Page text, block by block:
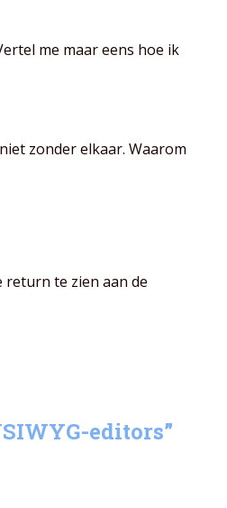
me maar eens hoe ik
zonder elkaar. Waarom
return te zien aan de
editors”